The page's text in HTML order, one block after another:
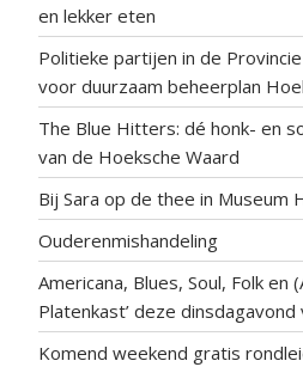
en lekker eten
Politieke partijen in de
voor duurzaam beheerplan
The Blue Hitters: dé honk- en
van de Hoeksche Waard
Bij Sara op de thee in Museum
Ouderenmishandeling
Americana, Blues, Soul, Folk en
Platenkast’ deze
Komend weekend gratis